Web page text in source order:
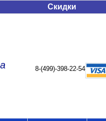
Скидки
8-(499)-398-22-54